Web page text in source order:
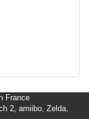
France
2, amiibo, Zelda,